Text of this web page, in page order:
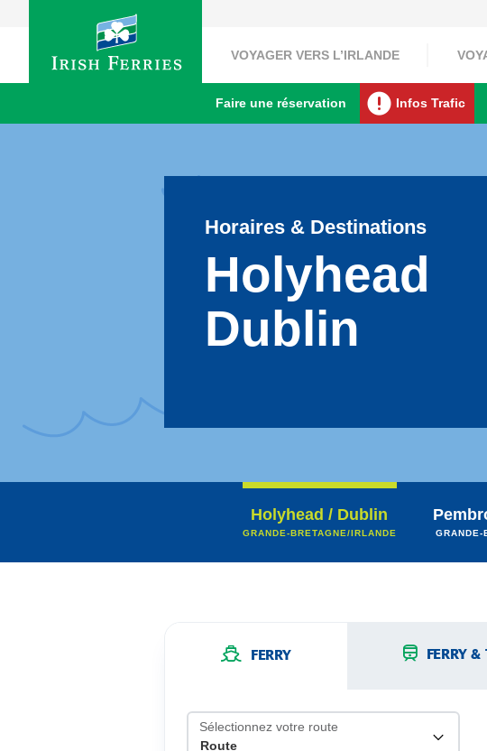
VOYAGER VERS L’IRLANDE
Faire une réservation Infos Trafic
Horaires & Destinations
Holyhead
Dublin
Holyhead / Dublin
GRANDE-BRETAGNE/IRLANDE GRANDE-
FERRY FERRY &
Sélectionnez votre route